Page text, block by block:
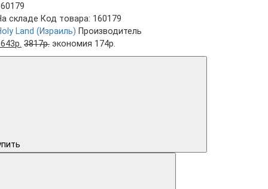
складе Код товара: 160179
Land (Израиль) Производитель
3817р. экономия 174р.